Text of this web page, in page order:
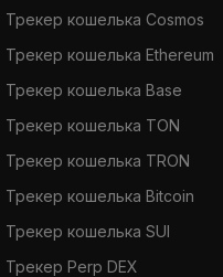
Трекер кошелька Cosmos
Трекер кошелька Ethereum
Трекер кошелька Base
Трекер кошелька TON
Трекер кошелька TRON
Трекер кошелька Bitcoin
Трекер кошелька SUI
Трекер Perp DEX